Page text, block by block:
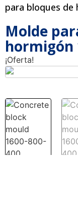
para bloques de
Molde
hormigón
¡Oferta!